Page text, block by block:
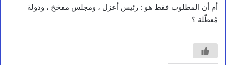
أم أن المطلوب فقط هو : رئيس أعزل ، ومجلس مفخخ ، ودولة
مُعطّلة ؟